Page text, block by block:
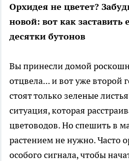
Орхидея не цветет?
новой: вот как заставить
десятки бутонов
Вы принесли домой
отцвела... и вот уже второй
стоят только зеленые
ситуация, которая
цветоводов. Но спешить в
растением не нужно. Часто
особого сигнала, чтобы